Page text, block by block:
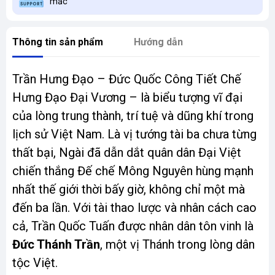
Thông tin sản phẩm Hướng dẫn
Trần Hưng Đạo – Đức Quốc Công Tiết Chế
Hưng Đạo Đại Vương – là biểu tượng vĩ đại
của lòng trung thành, trí tuệ và dũng khí trong
lịch sử Việt Nam. Là vị tướng tài ba chưa từng
thất bại, Ngài đã dẫn dắt quân dân Đại Việt
chiến thắng Đế chế Mông Nguyên hùng mạnh
nhất thế giới thời bấy giờ, không chỉ một mà
đến ba lần. Với tài thao lược và nhân cách cao
cả, Trần Quốc Tuấn được nhân dân tôn vinh là
Đức Thánh Trần, một vị Thánh trong lòng dân
tộc Việt.